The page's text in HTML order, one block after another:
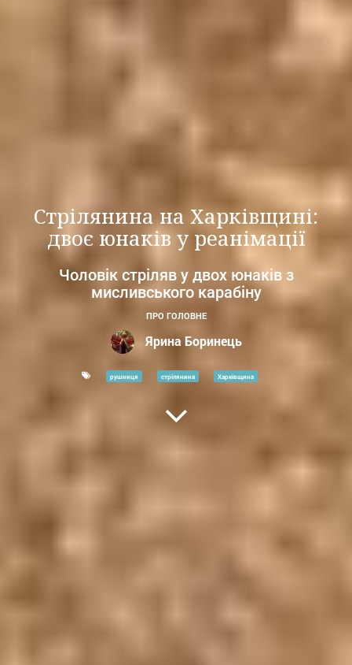
Стрілянина на Харківщині:
двоє юнаків у реанімації
Чоловік стріляв у двох юнаків з
мисливського карабіну
ПРО ГОЛОВНЕ
Ярина Боринець
рушниця стрілянина Харківщина